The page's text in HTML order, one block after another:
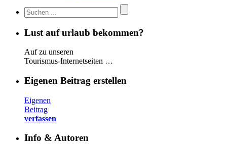
Lust auf urlaub bekommen?
Auf zu unseren
Tourismus-Internetseiten …
Eigenen Beitrag erstellen
Eigenen
Beitrag
verfassen
Info & Autoren